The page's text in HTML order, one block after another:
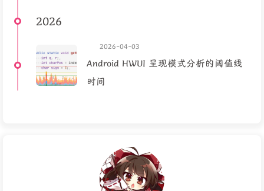
2026
2026-04-03
Android HWUI 呈现模式分析的阈值线
时间